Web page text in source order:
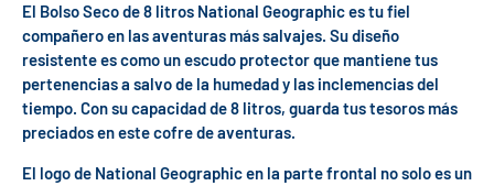
El Bolso Seco de 8 litros National Geographic es tu fiel
compañero en las aventuras más salvajes. Su diseño
resistente es como un escudo protector que mantiene tus
pertenencias a salvo de la humedad y las inclemencias del
tiempo. Con su capacidad de 8 litros, guarda tus tesoros más
preciados en este cofre de aventuras.
El logo de National Geographic en la parte frontal no solo es un